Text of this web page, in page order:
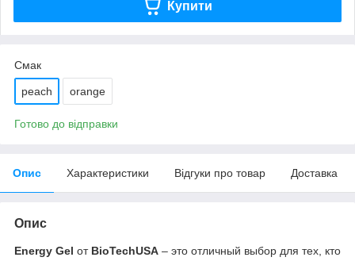
Купити
Смак
peach orange
Готово до відправки
Опис Характеристики Відгуки про товар Доставка
Опис
Energy Gel от BioTechUSA – это отличный выбор для тех, кто